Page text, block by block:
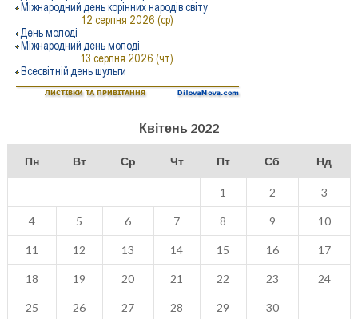
Квітень 2022
Пн Вт Ср Чт Пт Сб Нд
1 2 3
4 5 6 7 8 9 10
11 12 13 14 15 16 17
18 19 20 21 22 23 24
25 26 27 28 29 30